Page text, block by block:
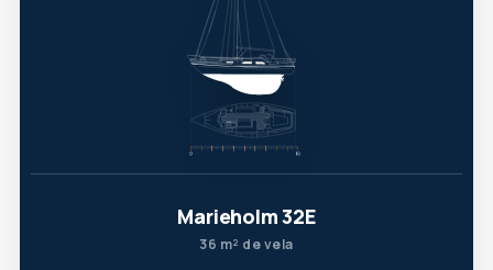
Marieholm 32E
36 m² de vela